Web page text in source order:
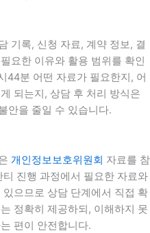
기록, 신청 자료, 계약 정보, 결
요한 이유와 활용 범위를 확인
44분 어떤 자료가 필요한지, 어
되는지, 상담 후 처리 방식은
안을 줄일 수 있습니다.
개인정보보호위원회 자료를 참
진행 과정에서 필요한 자료와
으므로 상담 단계에서 직접 확
정확히 제공하되, 이해하지 못
편이 안전합니다.